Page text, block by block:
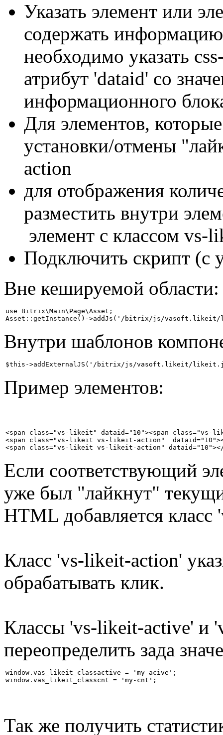
Указать элемент или
содержать
необходимо указать
атрибут 'dataid' со
информационного
Для элементов,
установки/отмены
action
для отображения
разместить внутри
элемент с классом vs-
Подключить скрипт (c
Вне кешируемой области:
use Bitrix\Main\Page\Asset;
Внутри шаблонов
$this->addExternalJS('/bitrix/js/vasoft.likeit/
Пример элементов:
<span class="vs-likeit" dataid="10"><span class="vs-
<span class="vs-likeit vs-likeit-action"
<span class="vs-likeit vs-likeit-action" dataid="10"></
Если соответствующий
уже был "лайкнут"
HTML добавляется
Класс 'vs-likeit-action'
обрабатывать клик.
Классы 'vs-likeit-active' и
переопределить зада
window.vas_likeit_classactive = 'my-acive';
Так же получить